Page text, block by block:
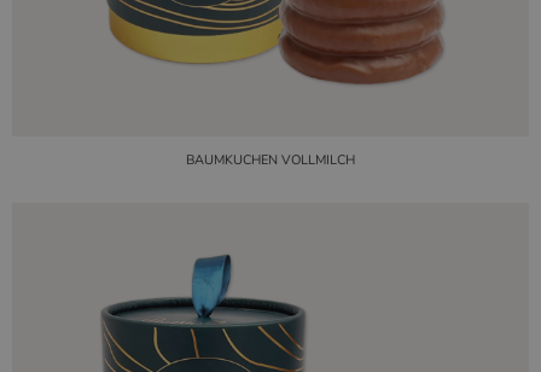
BAUMKUCHEN VOLLMILCH